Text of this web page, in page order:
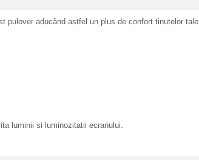
pulover aducând astfel un plus de confort tinutelor tale.
luminii si luminozitatii ecranului.